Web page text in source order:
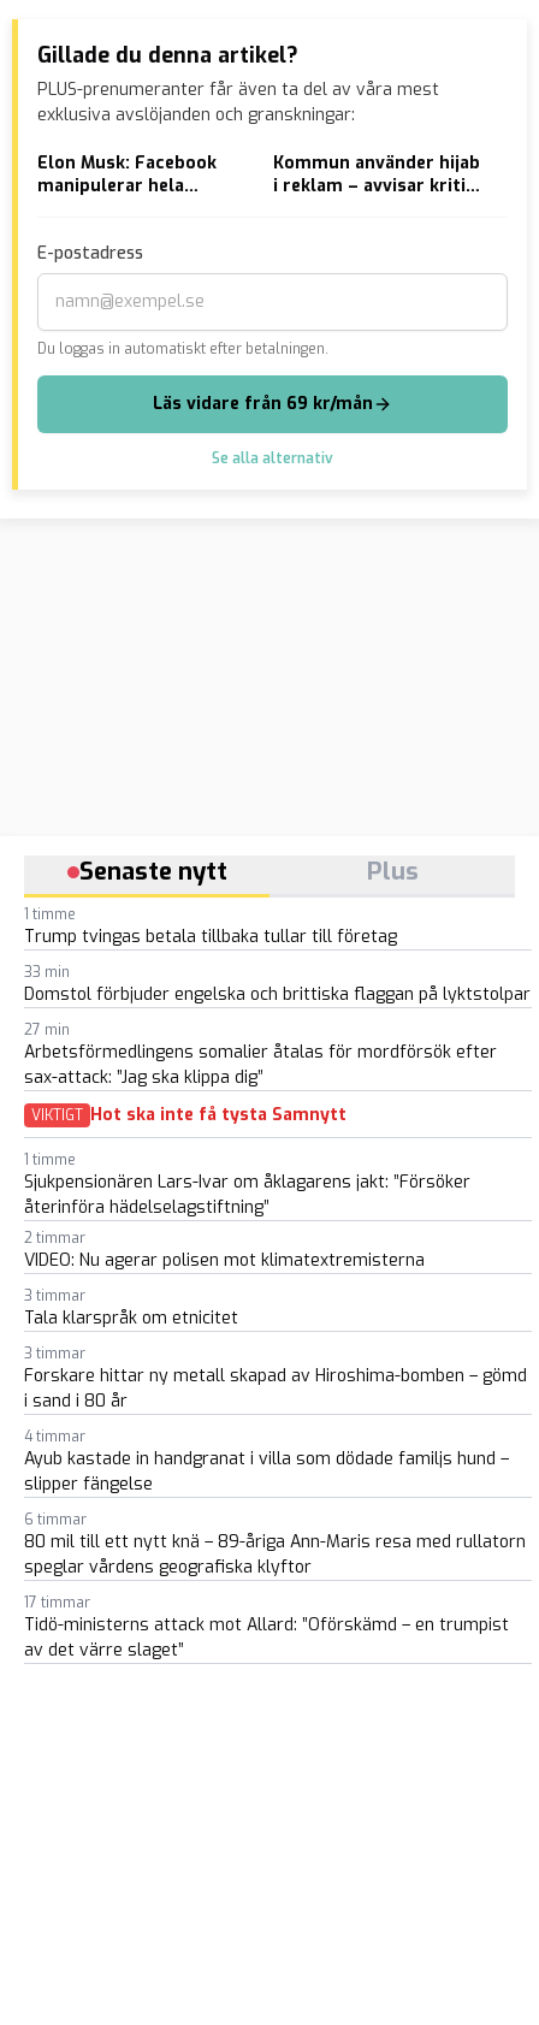
Gillade du denna artikel?
PLUS-prenumeranter får även ta del av våra mest
exklusiva avslöjanden och granskningar:
Elon Musk: Facebook
manipulerar hela
Kommun använder hijab
i reklam – avvisar kritik:
E-postadress
Du loggas in automatiskt efter betalningen.
Läs vidare från 69 kr/mån
Se alla alternativ
Senaste nytt Plus
1 timme
Trump tvingas betala tillbaka tullar till företag
33 min
Domstol förbjuder engelska och brittiska flaggan på lyktstolpar
27 min
Arbetsförmedlingens somalier åtalas för mordförsök efter
sax-attack: ”Jag ska klippa dig”
VIKTIGT Hot ska inte få tysta Samnytt
1 timme
Sjukpensionären Lars-Ivar om åklagarens jakt: ”Försöker
återinföra hädelselagstiftning”
2 timmar
VIDEO: Nu agerar polisen mot klimatextremisterna
3 timmar
Tala klarspråk om etnicitet
3 timmar
Forskare hittar ny metall skapad av Hiroshima-bomben – gömd
i sand i 80 år
4 timmar
Ayub kastade in handgranat i villa som dödade familjs hund –
slipper fängelse
6 timmar
80 mil till ett nytt knä – 89-åriga Ann-Maris resa med rullatorn
speglar vårdens geografiska klyftor
17 timmar
Tidö-ministerns attack mot Allard: ”Oförskämd – en trumpist
av det värre slaget”